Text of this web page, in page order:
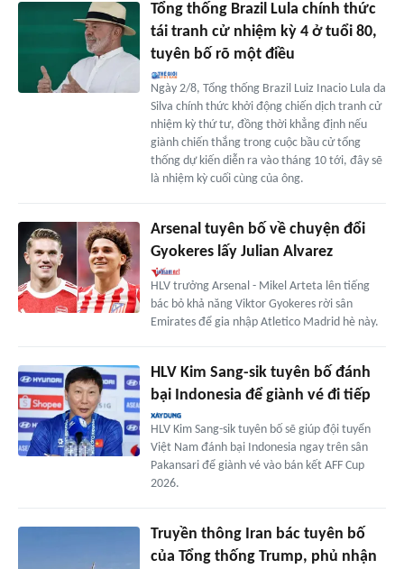
Tổng thống Brazil Lula chính thức
tái tranh cử nhiệm kỳ 4 ở tuổi 80,
tuyên bố rõ một điều
Ngày 2/8, Tổng thống Brazil Luiz Inacio Lula da
Silva chính thức khởi động chiến dịch tranh cử
nhiệm kỳ thứ tư, đồng thời khẳng định nếu
giành chiến thắng trong cuộc bầu cử tổng
thống dự kiến diễn ra vào tháng 10 tới, đây sẽ
là nhiệm kỳ cuối cùng của ông.
Arsenal tuyên bố về chuyện đổi
Gyokeres lấy Julian Alvarez
HLV trưởng Arsenal - Mikel Arteta lên tiếng
bác bỏ khả năng Viktor Gyokeres rời sân
Emirates để gia nhập Atletico Madrid hè này.
HLV Kim Sang-sik tuyên bố đánh
bại Indonesia để giành vé đi tiếp
HLV Kim Sang-sik tuyên bố sẽ giúp đội tuyển
Việt Nam đánh bại Indonesia ngay trên sân
Pakansari để giành vé vào bán kết AFF Cup
2026.
Truyền thông Iran bác tuyên bố
của Tổng thống Trump, phủ nhận